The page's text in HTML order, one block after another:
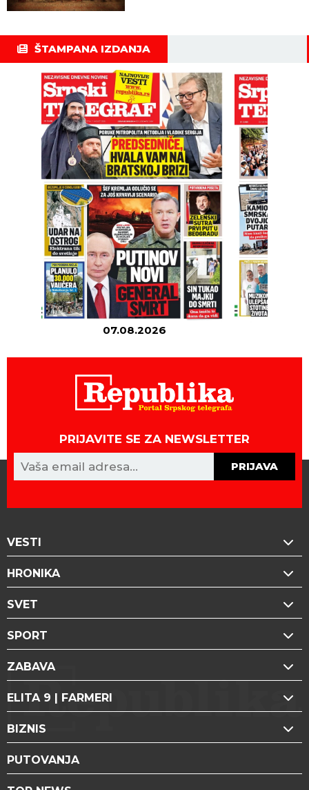
ŠTAMPANA IZDANJA
07.08.2026
PRIJAVITE SE ZA NEWSLETTER
PRIJAVA
VESTI
HRONIKA
SVET
SPORT
ZABAVA
ELITA 9 | FARMERI
BIZNIS
PUTOVANJA